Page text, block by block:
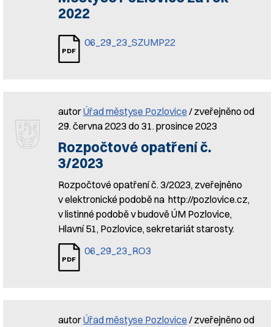
2022
06_29_23_SZUMP22
autorÚřad městyse Pozlovice / zveřejněno od
29. června 2023 do 31. prosince 2023
Rozpočtové opatření č.
3/2023
Rozpočtové opatření č. 3/2023, zveřejněno
v elektronické podobě na http://pozlovice.cz,
v listinné podobě v budově ÚM Pozlovice,
Hlavní 51, Pozlovice, sekretariát starosty.
06_29_23_RO3
autorÚřad městyse Pozlovice / zveřejněno od